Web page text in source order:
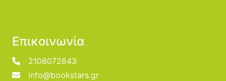
Επικοινωνία
2108072643
info@bookstars.gr